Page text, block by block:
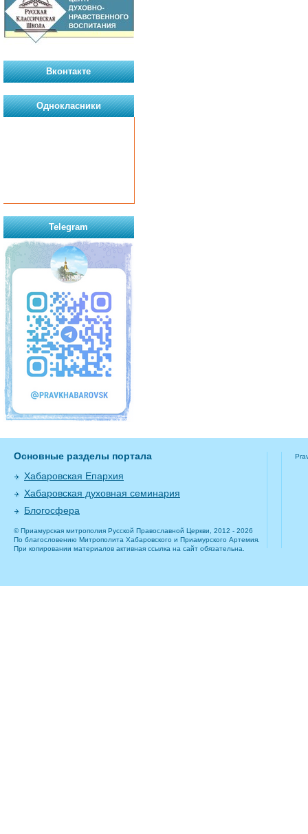
Вконтакте
Однокласники
Telegram
Основные разделы портала
Хабаровская Епархия
Хабаровская духовная семинария
Блогосфера
© Приамурская митрополия Русской Православной Церкви, 2012 - 2026
По благословению Митрополита Хабаровского и Приамурского Артемия.
При копировании материалов активная ссылка на сайт обязательна.